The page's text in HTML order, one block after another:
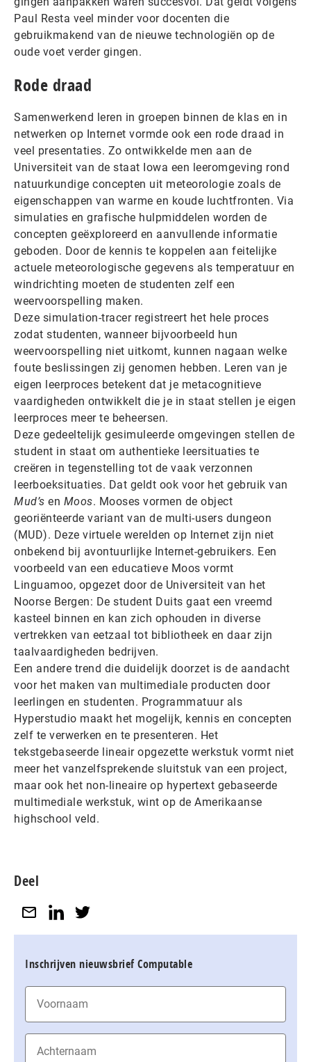
Paul Resta veel minder voor docenten die
gebruikmakend van de nieuwe technologiën op de
oude voet verder gingen.
Rode draad
Samenwerkend leren in groepen binnen de klas en in
netwerken op Internet vormde ook een rode draad in
veel presentaties. Zo ontwikkelde men aan de
Universiteit van de staat Iowa een leeromgeving rond
natuurkundige concepten uit meteorologie zoals de
eigenschappen van warme en koude luchtfronten. Via
simulaties en grafische hulpmiddelen worden de
concepten geëxploreerd en aanvullende informatie
geboden. Door de kennis te koppelen aan feitelijke
actuele meteorologische gegevens als temperatuur en
windrichting moeten de studenten zelf een
weervoorspelling maken.
Deze simulation-tracer registreert het hele proces
zodat studenten, wanneer bijvoorbeeld hun
weervoorspelling niet uitkomt, kunnen nagaan welke
foute beslissingen zij genomen hebben. Leren van je
eigen leerproces betekent dat je metacognitieve
vaardigheden ontwikkelt die je in staat stellen je eigen
leerproces meer te beheersen.
Deze gedeeltelijk gesimuleerde omgevingen stellen de
student in staat om authentieke leersituaties te
creëren in tegenstelling tot de vaak verzonnen
leerboeksituaties. Dat geldt ook voor het gebruik van
Mud’s en Moos. Mooses vormen de object
georiënteerde variant van de multi-users dungeon
(MUD). Deze virtuele werelden op Internet zijn niet
onbekend bij avontuurlijke Internet-gebruikers. Een
voorbeeld van een educatieve Moos vormt
Linguamoo, opgezet door de Universiteit van het
Noorse Bergen: De student Duits gaat een vreemd
kasteel binnen en kan zich ophouden in diverse
vertrekken van eetzaal tot bibliotheek en daar zijn
taalvaardigheden bedrijven.
Een andere trend die duidelijk doorzet is de aandacht
voor het maken van multimediale producten door
leerlingen en studenten. Programmatuur als
Hyperstudio maakt het mogelijk, kennis en concepten
zelf te verwerken en te presenteren. Het
tekstgebaseerde lineair opgezette werkstuk vormt niet
meer het vanzelfsprekende sluitstuk van een project,
maar ook het non-lineaire op hypertext gebaseerde
multimediale werkstuk, wint op de Amerikaanse
highschool veld.
Deel
Inschrijven nieuwsbrief Computable